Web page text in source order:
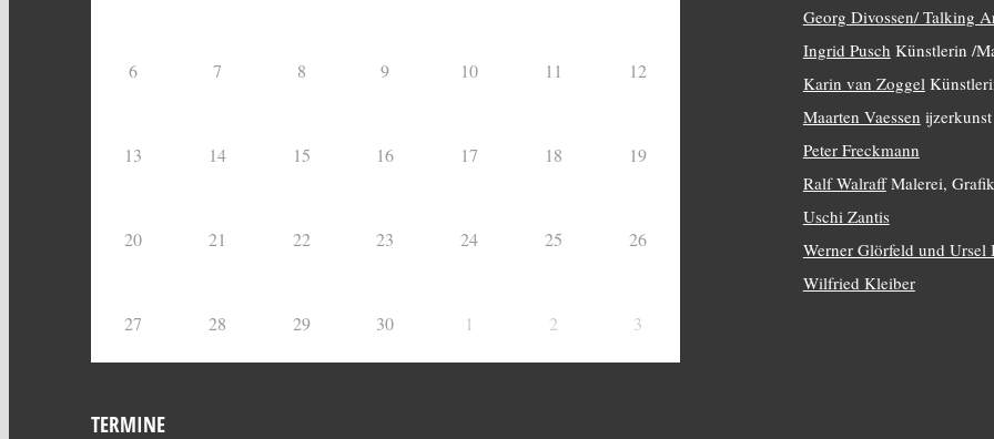
6 7 8 9 10 11 12
13 14 15 16 17 18 19
20 21 22 23 24 25 26
27 28 29 30 1 2 3
TERMINE
Georg Divossen/ Talking
Ingrid Pusch Künstlerin /
Karin van Zoggel
Maarten Vaessen ijzerkunst
Peter Freckmann
Ralf WalraffMalerei,
Uschi Zantis
Werner Glörfeld und Ursel
Wilfried Kleiber